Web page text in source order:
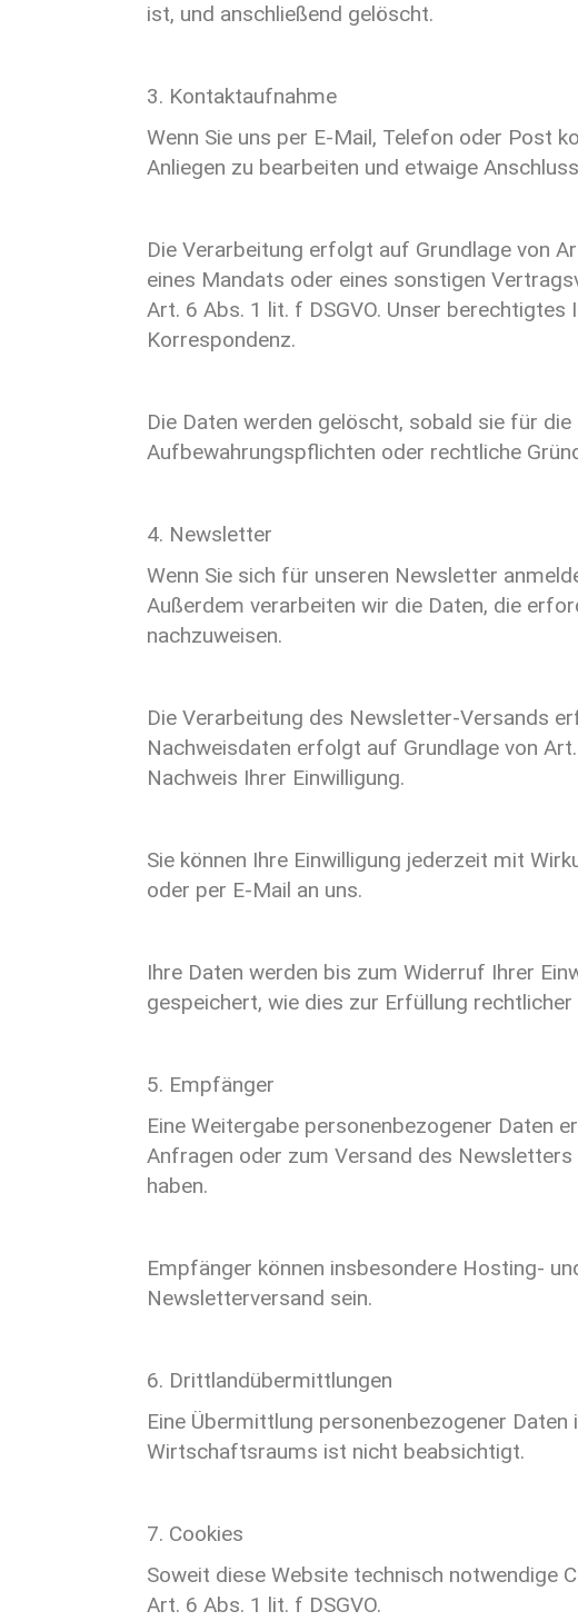
ist, und anschließend gelöscht.
3. Kontaktaufnahme
Wenn Sie uns per E-Mail, Telefon oder Post
Anliegen zu bearbeiten und etwaige
Die Verarbeitung erfolgt auf Grundlage von
eines Mandats oder eines sonstigen
Art. 6 Abs. 1 lit. f DSGVO. Unser
Korrespondenz.
Die Daten werden gelöscht, sobald sie für
Aufbewahrungspflichten oder rechtliche
4. Newsletter
Wenn Sie sich für unseren Newsletter
Außerdem verarbeiten wir die Daten, die
nachzuweisen.
Die Verarbeitung des Newsletter-Versands
Nachweisdaten erfolgt auf Grundlage von
Nachweis Ihrer Einwilligung.
Sie können Ihre Einwilligung jederzeit mit
oder per E-Mail an uns.
Ihre Daten werden bis zum Widerruf Ihrer
gespeichert, wie dies zur Erfüllung
5. Empfänger
Eine Weitergabe personenbezogener Daten
Anfragen oder zum Versand des
haben.
Empfänger können insbesondere Hosting-
Newsletterversand sein.
6. Drittlandübermittlungen
Eine Übermittlung personenbezogener
Wirtschaftsraums ist nicht beabsichtigt.
7. Cookies
Soweit diese Website technisch notwendige
Art. 6 Abs. 1 lit. f DSGVO.